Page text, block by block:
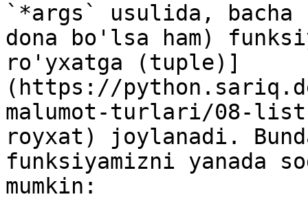
`*args` usulida,
dona bo'lsa ham)
ro'yxatga (tuple)]
(https://
malumot-turlari/08-
royxat) joylanadi.
funksiyamizni yanada
mumkin: